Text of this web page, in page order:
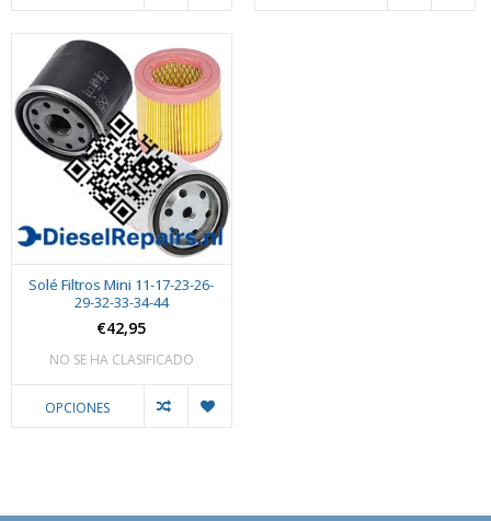
Solé Filtros Mini 11-17-23-26-
29-32-33-34-44
€42,95
NO SE HA CLASIFICADO
OPCIONES